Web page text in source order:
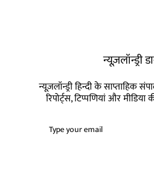
न्यूज़लॉन्ड्री
न्यूज़लॉन्ड्री हिन्दी के साप्ताहिक
रिपोर्ट्स, टिप्पणियां और